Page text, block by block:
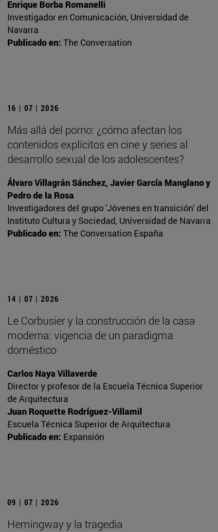
Enrique Borba Romanelli
Investigador en Comunicación, Universidad de
Navarra
Publicado en: The Conversation
16 | 07 | 2026
Más allá del porno: ¿cómo afectan los
contenidos explícitos en cine y series al
desarrollo sexual de los adolescentes?
Álvaro Villagrán Sánchez, Javier García Manglano y
Pedro de la Rosa
Investigadores del grupo 'Jóvenes en transición' del
Instituto Cultura y Sociedad, Universidad de Navarra
Publicado en: The Conversation España
14 | 07 | 2026
Le Corbusier y la construcción de la casa
moderna: vigencia de un paradigma
doméstico
Carlos Naya Villaverde
Director y profesor de la Escuela Técnica Superior
de Arquitectura
Juan Roquette Rodríguez-Villamil
Escuela Técnica Superior de Arquitectura
Publicado en: Expansión
09 | 07 | 2026
Hemingway y la tragedia